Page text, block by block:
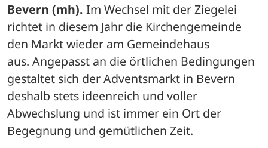
Bevern (mh). Im Wechsel mit der Ziegelei
richtet in diesem Jahr die Kirchengemeinde
den Markt wieder am Gemeindehaus
aus. Angepasst an die örtlichen Bedingungen
gestaltet sich der Adventsmarkt in Bevern
deshalb stets ideenreich und voller
Abwechslung und ist immer ein Ort der
Begegnung und gemütlichen Zeit.